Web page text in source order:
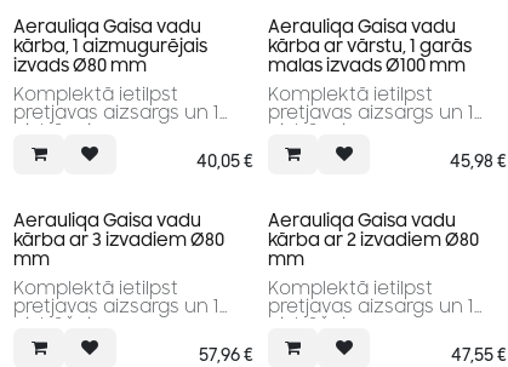
Aerauliqa Gaisa vadu
kārba, 1 aizmugurējais
izvads Ø80 mm
Komplektā ietilpst
pretjavas aizsargs un 1
aizbāznis.
40,05€
Aerauliqa Gaisa vadu
kārba ar vārstu, 1 garās
malas izvads Ø100 mm
Komplektā ietilpst
pretjavas aizsargs un 1
aizbāznis.
45,98 €
Aerauliqa Gaisa vadu
kārba ar 3 izvadiem Ø80
mm
Komplektā ietilpst
pretjavas aizsargs un 1
aizbāžņi.
57,96€
Aerauliqa Gaisa vadu
kārba ar 2 izvadiem Ø80
mm
Komplektā ietilpst
pretjavas aizsargs un 1
aizbāžņi.
47,55€